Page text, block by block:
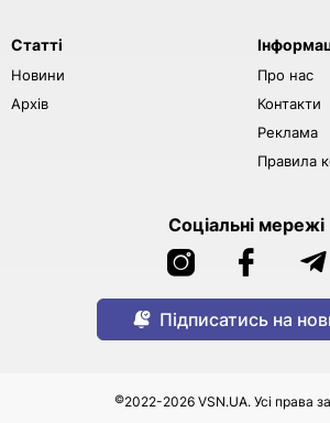
Статті
Новини
Архів
Про нас
Контакти
Реклама
Правила
Соціальні мережі
Підписатись на
©2022-2026 VSN.UA. Усі права